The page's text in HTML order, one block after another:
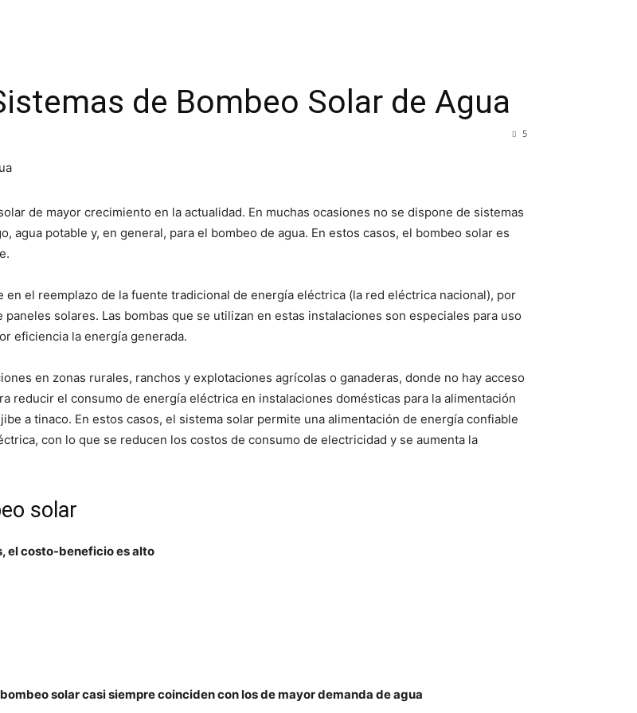
de Bombeo Solar de Agua
5
de mayor crecimiento en la actualidad. En muchas ocasiones no se dispone de sistemas
agua potable y, en general, para el bombeo de agua. En estos casos, el bombeo solar es
el reemplazo de la fuente tradicional de energía eléctrica (la red eléctrica nacional), por
solares. Las bombas que se utilizan en estas instalaciones son especiales para uso
eficiencia la energía generada.
en zonas rurales, ranchos y explotaciones agrícolas o ganaderas, donde no hay acceso
reducir el consumo de energía eléctrica en instalaciones domésticas para la alimentación
a tinaco. En estos casos, el sistema solar permite una alimentación de energía confiable
con lo que se reducen los costos de consumo de electricidad y se aumenta la
solar
el costo-beneficio es alto
solar casi siempre coinciden con los de mayor demanda de agua